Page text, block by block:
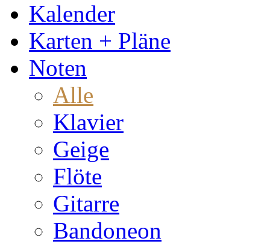
Kalender
Karten + Pläne
Noten
Alle
Klavier
Geige
Flöte
Gitarre
Bandoneon